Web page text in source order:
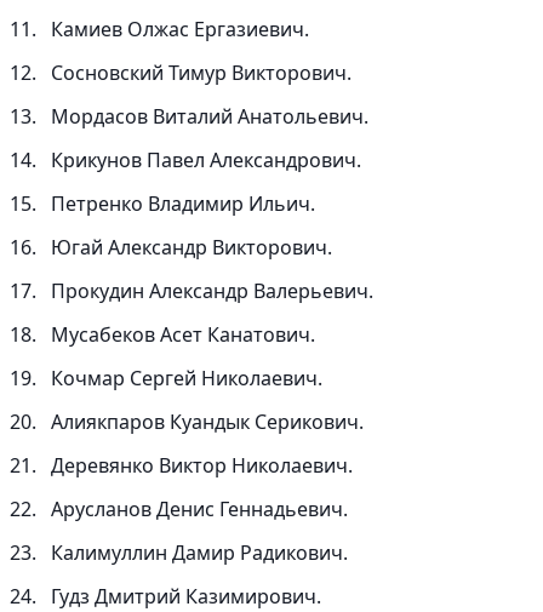
Камиев Олжас Ергазиевич.
Сосновский Тимур Викторович.
Мордасов Виталий Анатольевич.
Крикунов Павел Александрович.
Петренко Владимир Ильич.
Югай Александр Викторович.
Прокудин Александр Валерьевич.
Мусабеков Асет Канатович.
Кочмар Сергей Николаевич.
Алиякпаров Куандык Серикович.
Деревянко Виктор Николаевич.
Арусланов Денис Геннадьевич.
Калимуллин Дамир Радикович.
Гудз Дмитрий Казимирович.